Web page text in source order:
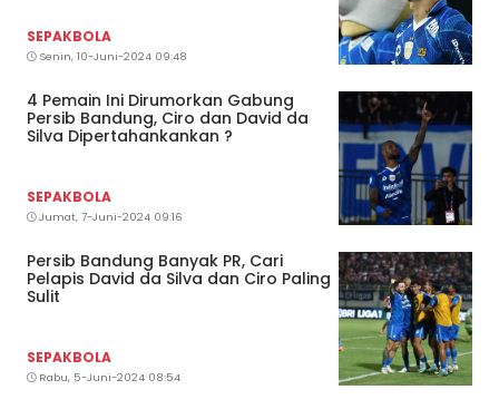
SEPAKBOLA
Senin, 10-Juni-2024 09:48
4 Pemain Ini Dirumorkan Gabung
Persib Bandung, Ciro dan David da
Silva Dipertahankankan ?
SEPAKBOLA
Jumat, 7-Juni-2024 09:16
Persib Bandung Banyak PR, Cari
Pelapis David da Silva dan Ciro Paling
Sulit
SEPAKBOLA
Rabu, 5-Juni-2024 08:54